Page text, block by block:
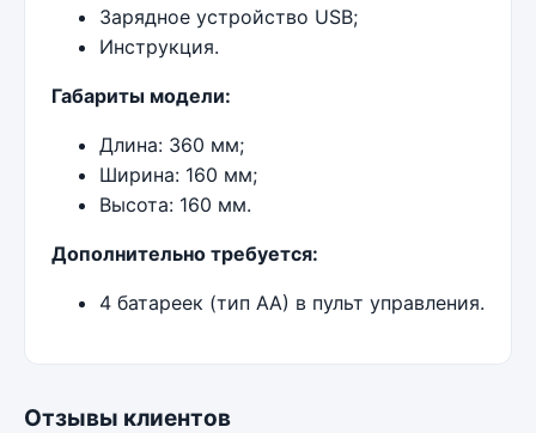
Зарядное устройство USB;
Инструкция.
Габариты модели:
Длина: 360 мм;
Ширина: 160 мм;
Высота: 160 мм.
Дополнительно требуется:
4 батареек (тип АА) в пульт управления.
Отзывы клиентов